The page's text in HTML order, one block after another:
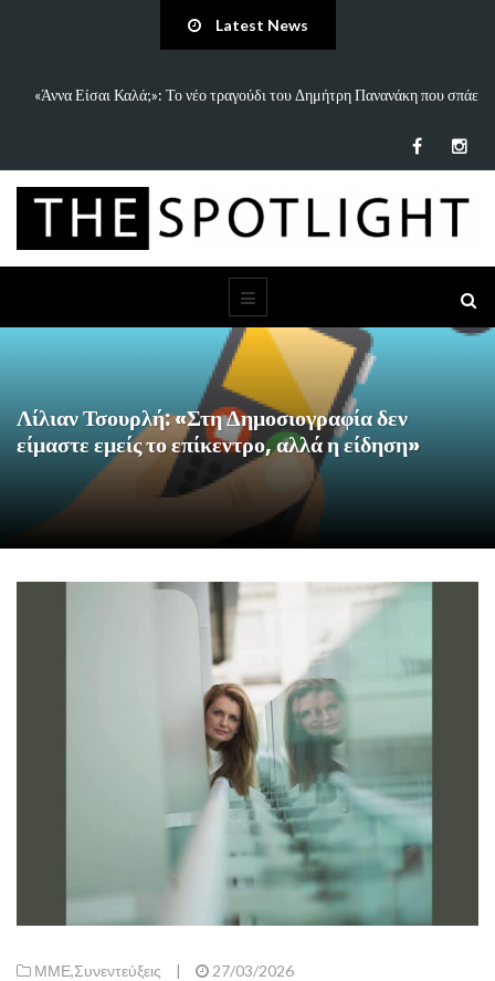
Latest News
«Άννα Είσαι Καλά;»: Το νέο τραγούδι του Δημήτρη Πανανάκη που σπάει
Λίλιαν Τσουρλή: «Στη Δημοσιογραφία δεν
είμαστε εμείς το επίκεντρο, αλλά η είδηση» ​
ΜΜΕ,Συνεντεύξεις | 27/03/2026